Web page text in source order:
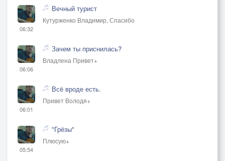
06:32
Вечный турист
Кутурженко Владимир, Спасибо
06:06
Зачем ты приснилась?
Владлена Привет+
06:01
Всё вроде есть.
Привет Володя+
05:54
"Грёзы"
Плюсую+